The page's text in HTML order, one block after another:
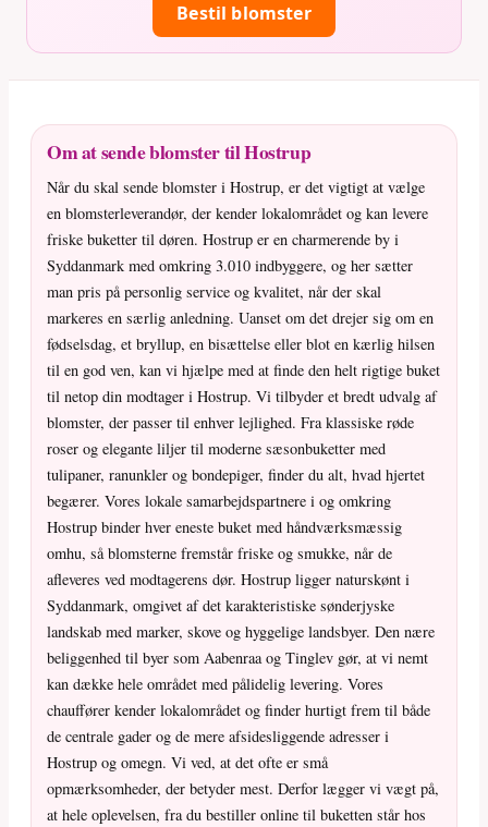
Bestil blomster
Om at sende blomster til Hostrup
Når du skal sende blomster i Hostrup, er det vigtigt at vælge
en blomsterleverandør, der kender lokalområdet og kan levere
friske buketter til døren. Hostrup er en charmerende by i
Syddanmark med omkring 3.010 indbyggere, og her sætter
man pris på personlig service og kvalitet, når der skal
markeres en særlig anledning. Uanset om det drejer sig om en
fødselsdag, et bryllup, en bisættelse eller blot en kærlig hilsen
til en god ven, kan vi hjælpe med at finde den helt rigtige buket
til netop din modtager i Hostrup. Vi tilbyder et bredt udvalg af
blomster, der passer til enhver lejlighed. Fra klassiske røde
roser og elegante liljer til moderne sæsonbuketter med
tulipaner, ranunkler og bondepiger, finder du alt, hvad hjertet
begærer. Vores lokale samarbejdspartnere i og omkring
Hostrup binder hver eneste buket med håndværksmæssig
omhu, så blomsterne fremstår friske og smukke, når de
afleveres ved modtagerens dør. Hostrup ligger naturskønt i
Syddanmark, omgivet af det karakteristiske sønderjyske
landskab med marker, skove og hyggelige landsbyer. Den nære
beliggenhed til byer som Aabenraa og Tinglev gør, at vi nemt
kan dække hele området med pålidelig levering. Vores
chauffører kender lokalområdet og finder hurtigt frem til både
de centrale gader og de mere afsidesliggende adresser i
Hostrup og omegn. Vi ved, at det ofte er små
opmærksomheder, der betyder mest. Derfor lægger vi vægt på,
at hele oplevelsen, fra du bestiller online til buketten står hos